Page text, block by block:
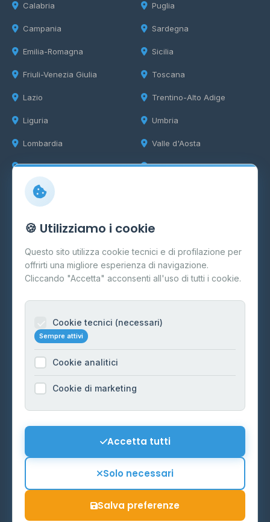
Calabria
Campania
Emilia-Romagna
Friuli-Venezia Giulia
Lazio
Liguria
Lombardia
Marche
Puglia
Sardegna
Sicilia
Toscana
Trentino-Alto Adige
Umbria
Valle d'Aosta
Veneto
Info
Cos'è il GPL
FAQ
Contatti
Informazioni legali
Cookie Policy
Preferenze Cookie
Mappa del sito
🍪 Utilizziamo i cookie
Questo sito utilizza cookie tecnici e di profilazione per
offrirti una migliore esperienza di navigazione.
Cliccando "Accetta" acconsenti all'uso di tutti i cookie.
Cookie tecnici (necessari)
Sempre attivi
Cookie analitici
Cookie di marketing
Accetta tutti
Solo necessari
Salva preferenze